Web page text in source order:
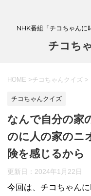
NHK番組「チコちゃんに
チコち
HOME >チコちゃんクイズ >
チコちゃんクイズ
なんで自分の家
のに人の家のニ
険を感じるから
更新日： 2024年1月22日
今回は、チコちゃん